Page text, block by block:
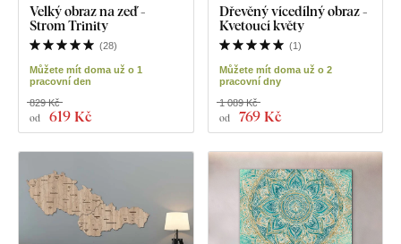
Velký obraz na zeď -
Strom Trinity
(28)
Můžete mít doma už o 1
pracovní den
od 619 Kč
829 Kč
Dřevěný vícedílný obraz -
Kvetoucí květy
(1)
Můžete mít doma už o 2
pracovní dny
od 769 Kč
1 089 Kč